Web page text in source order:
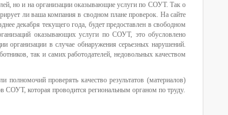
но и на организации оказывающие услуги по СОУТ. Так о
ли ваша компания в сводном плане проверок. На сайте
декабря текущего года, будет предоставлен в свободном
оказывающих услуги по СОУТ, это обусловлено
организации в случае обнаружения серьезных нарушений.
так и самих работодателей, недовольных качеством
полномочий проверять качество результатов (материалов)
СОУТ, которая проводится региональным органом по труду.